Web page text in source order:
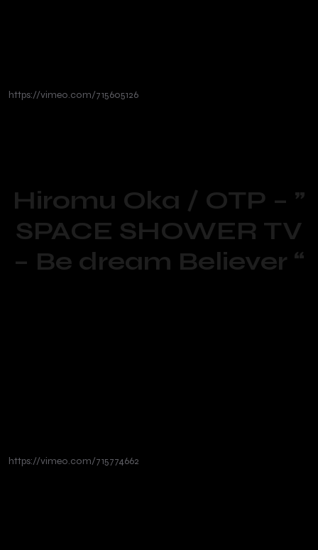
https://vimeo.com/715605126
Hiromu Oka / OTP – ”
SPACE SHOWER TV
– Be dream Believer “
https://vimeo.com/715774662